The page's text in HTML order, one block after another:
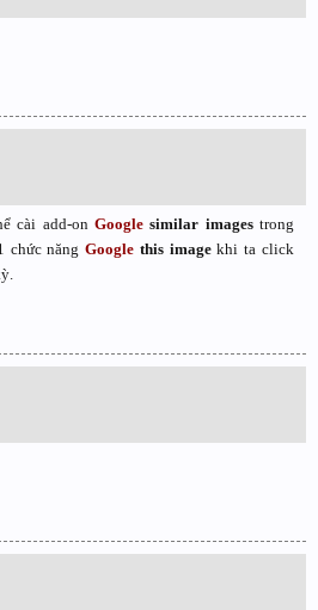
cài add-on Google similar imagestrong
chức năngGoogle this imagekhi ta click